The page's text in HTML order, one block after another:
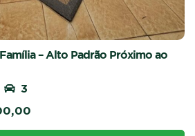
– Alto Padrão Próximo ao
3